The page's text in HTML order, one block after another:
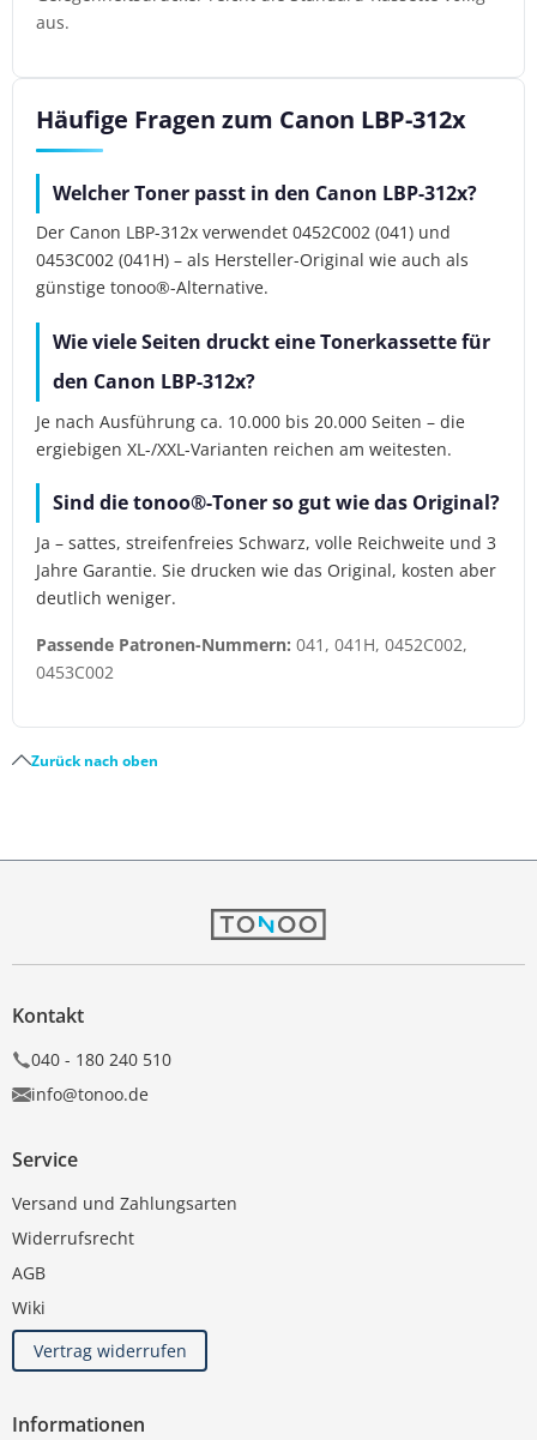
aus.
Häufige Fragen zum Canon LBP-312x
Welcher Toner passt in den Canon LBP-312x?
Der Canon LBP-312x verwendet 0452C002 (041) und
0453C002 (041H) – als Hersteller-Original wie auch als
günstige tonoo®-Alternative.
Wie viele Seiten druckt eine Tonerkassette für
den Canon LBP-312x?
Je nach Ausführung ca. 10.000 bis 20.000 Seiten – die
ergiebigen XL-/XXL-Varianten reichen am weitesten.
Sind die tonoo®-Toner so gut wie das Original?
Ja – sattes, streifenfreies Schwarz, volle Reichweite und 3
Jahre Garantie. Sie drucken wie das Original, kosten aber
deutlich weniger.
Passende Patronen-Nummern: 041, 041H, 0452C002,
0453C002
Zurück nach oben
Kontakt
040 - 180 240 510
info@tonoo.de
Service
Versand und Zahlungsarten
Widerrufsrecht
AGB
Wiki
Vertrag widerrufen
Informationen